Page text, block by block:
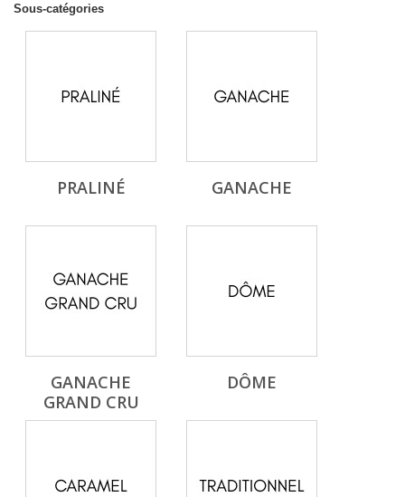
Sous-catégories
PRALINÉ GANACHE
GANACHE
GRAND CRU
DÔME